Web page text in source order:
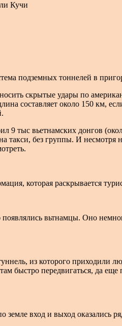
Кучи
подземных тоннелей в
скрытые удары по
составляет около 150 км,
9 тыс вьетнамских донгов
без группы. И несмотря
которая раскрывается
вьтнамцы. Оно
из которого приходили
быстро передвигаться, да
вход и выход оказались